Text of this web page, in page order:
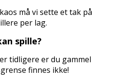
må vi sette et tak på
per lag.
spille?
tidligere er du gammel
finnes ikke!